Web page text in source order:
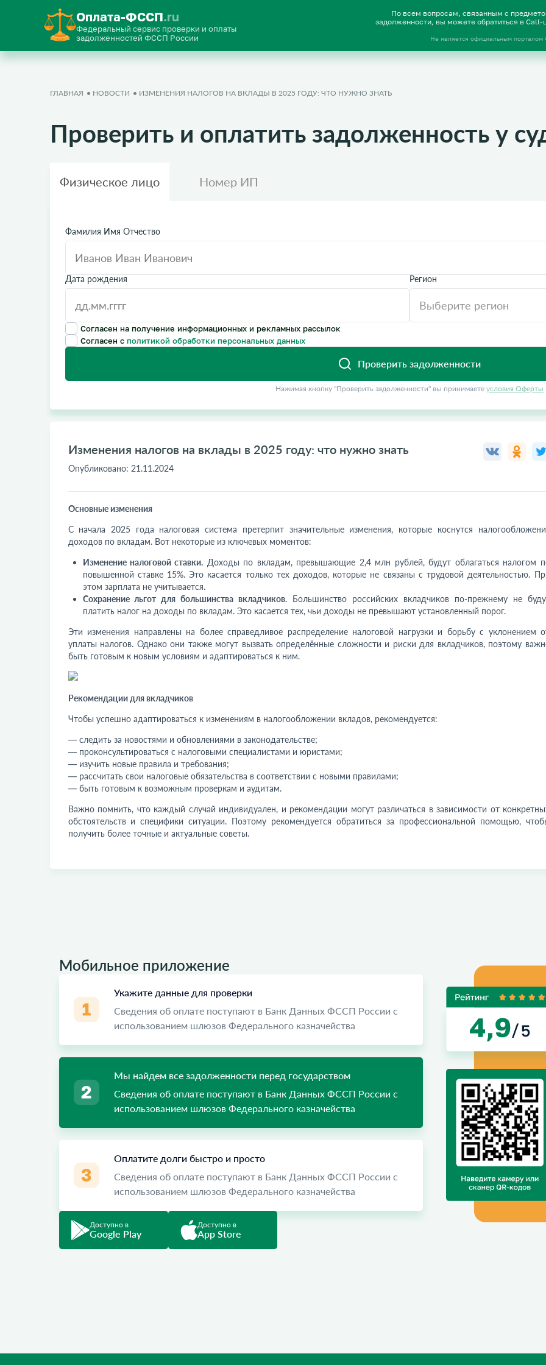
Оплата-ФССП.ru
Федеральный сервис проверки и оплаты
задолженностей ФССП России
По всем вопросам, связанным с
задолженности, вы можете обратиться в
Не является официальным
ГЛАВНАЯ НОВОСТИ ИЗМЕНЕНИЯ НАЛОГОВ НА ВКЛАДЫ В 2025 ГОДУ: ЧТО НУЖНО ЗНАТЬ
Проверить и оплатить задолженность у
Физическое лицо Номер ИП
Фамилия Имя Отчество
Дата рождения Регион
Согласен на получение информационных и рекламных рассылок
Согласен с политикой обработки персональных данных
Проверить задолженности
Нажимая кнопку "Проверить задолженности" вы принимаете условия Оферты
Изменения налогов на вклады в 2025 году: что нужно знать
Опубликовано: 21.11.2024
Основные изменения
С начала 2025 года налоговая система претерпит значительные изменения, которые коснутся
доходов по вкладам. Вот некоторые из ключевых моментов:
Изменение налоговой ставки. Доходы по вкладам, превышающие 2,4 млн рублей, будут облагаться налогом
повышенной ставке 15%. Это касается только тех доходов, которые не связаны с трудовой деятельностью.
этом зарплата не учитывается.
Сохранение льгот для большинства вкладчиков. Большинство российских вкладчиков по-прежнему не
платить налог на доходы по вкладам. Это касается тех, чьи доходы не превышают установленный порог.
Эти изменения направлены на более справедливое распределение налоговой нагрузки и борьбу с уклонением
уплаты налогов. Однако они также могут вызвать определённые сложности и риски для вкладчиков, поэтому
быть готовым к новым условиям и адаптироваться к ним.
Рекомендации для вкладчиков
Чтобы успешно адаптироваться к изменениям в налогообложении вкладов, рекомендуется:
— следить за новостями и обновлениями в законодательстве;
— проконсультироваться с налоговыми специалистами и юристами;
— изучить новые правила и требования;
— рассчитать свои налоговые обязательства в соответствии с новыми правилами;
— быть готовым к возможным проверкам и аудитам.
Важно помнить, что каждый случай индивидуален, и рекомендации могут различаться в зависимости от
обстоятельств и специфики ситуации. Поэтому рекомендуется обратиться за профессиональной помощью,
получить более точные и актуальные советы.
Мобильное приложение
Укажите данные для проверки
Сведения об оплате поступают в Банк Данных ФССП России с
использованием шлюзов Федерального казначейства
Мы найдем все задолженности перед государством
Сведения об оплате поступают в Банк Данных ФССП России с
использованием шлюзов Федерального казначейства
Оплатите долги быстро и просто
Сведения об оплате поступают в Банк Данных ФССП России с
использованием шлюзов Федерального казначейства
Доступно в
Google Play
Доступно в
App Store